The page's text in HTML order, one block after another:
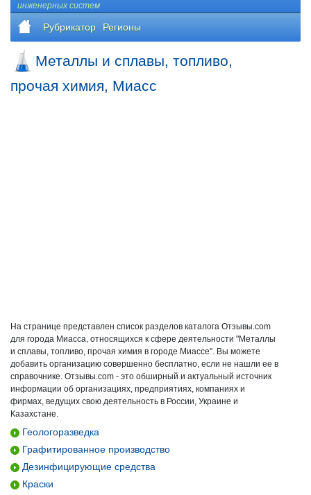
инженерных систем
Рубрикатор Регионы
Металлы и сплавы, топливо,
прочая химия, Миасс
На странице представлен список разделов каталога Отзывы.com
для города Миасса, относящихся к сфере деятельности "Металлы
и сплавы, топливо, прочая химия в городе Миассе". Вы можете
добавить организацию совершенно бесплатно, если не нашли ее в
справочнике. Отзывы.com - это обширный и актуальный источник
информации об организациях, предприятиях, компаниях и
фирмах, ведущих свою деятельность в России, Украине и
Казахстане.
Геологоразведка
Графитированное производство
Дезинфицирующие средства
Краски